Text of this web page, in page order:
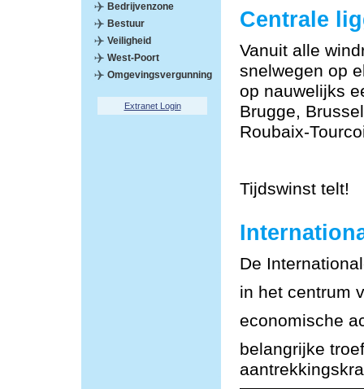
Bedrijvenzone
Bestuur
Veiligheid
West-Poort
Omgevingsvergunning
Extranet Login
Centrale
Vanuit alle
snelwegen op
op nauwelijks
Brugge,
Roubaix-
Tijdswinst telt!
De
in het centrum
economische
belangrijke